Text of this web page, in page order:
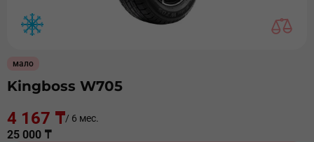
мало
Kingboss W705
4 167 ₸/ 6 мес.
25 000 ₸